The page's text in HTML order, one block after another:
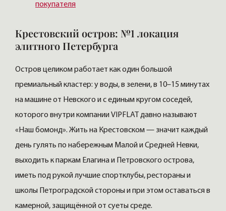
покупателя
Крестовский остров: №1 локация
элитного Петербурга
Остров целиком работает как один большой
премиальный кластер: у воды, в зелени, в 10–15 минутах
на машине от Невского и с единым кругом соседей,
которого внутри компании VIPFLAT давно называют
«Наш бомонд». Жить на Крестовском — значит каждый
день гулять по набережным Малой и Средней Невки,
выходить к паркам Елагина и Петровского острова,
иметь под рукой лучшие спортклубы, рестораны и
школы Петроградской стороны и при этом оставаться в
камерной, защищённой от суеты среде.